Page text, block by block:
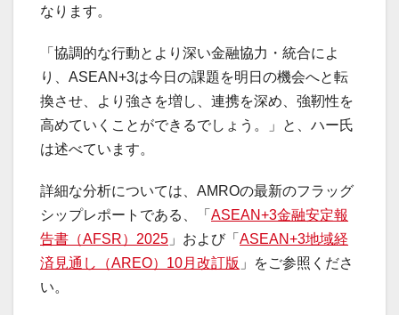
なります。
「協調的な行動とより深い金融協力・統合によ
り、ASEAN+3は今日の課題を明日の機会へと転
換させ、より強さを増し、連携を深め、強靭性を
高めていくことができるでしょう。」と、ハー氏
は述べています。
詳細な分析については、AMROの最新のフラッグ
シップレポートである、
「 ASEAN+3金融安定報
告書（AFSR）2025 」および「 ASEAN+3地域経
済見通し（AREO）10月改訂版 」をご参照くださ
い。